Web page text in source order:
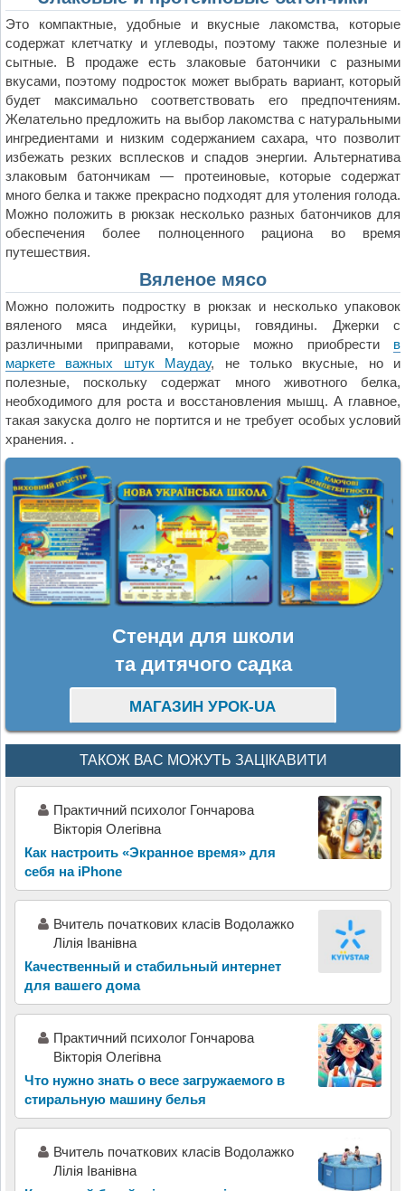
Это компактные, удобные и вкусные лакомства, которые
содержат клетчатку и углеводы, поэтому также полезные и
сытные. В продаже есть злаковые батончики с разными
вкусами, поэтому подросток может выбрать вариант, который
будет максимально соответствовать его предпочтениям.
Желательно предложить на выбор лакомства с натуральными
ингредиентами и низким содержанием сахара, что позволит
избежать резких всплесков и спадов энергии. Альтернатива
злаковым батончикам — протеиновые, которые содержат
много белка и также прекрасно подходят для утоления голода.
Можно положить в рюкзак несколько разных батончиков для
обеспечения более полноценного рациона во время
путешествия.
Вяленое мясо
Можно положить подростку в рюкзак и несколько упаковок
вяленого мяса индейки, курицы, говядины. Джерки с
различными приправами, которые можно приобрести в
маркете важных штук Маудау, не только вкусные, но и
полезные, поскольку содержат много животного белка,
необходимого для роста и восстановления мышц. А главное,
такая закуска долго не портится и не требует особых условий
хранения. .
Стенди для школи
та дитячого садка
МАГАЗИН УРОК-UA
ТАКОЖ ВАС МОЖУТЬ ЗАЦІКАВИТИ
Практичний психолог Гончарова
Вікторія Олегівна
Как настроить «Экранное время» для
себя на iPhone
Вчитель початкових класів Водолажко
Лілія Іванівна
Качественный и стабильный интернет
для вашего дома
Практичний психолог Гончарова
Вікторія Олегівна
Что нужно знать о весе загружаемого в
стиральную машину белья
Вчитель початкових класів Водолажко
Лілія Іванівна